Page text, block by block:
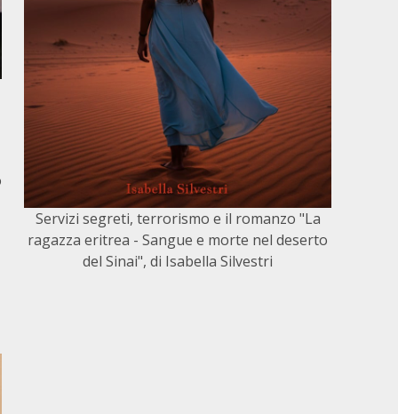
Servizi segreti, terrorismo e il romanzo "La
ragazza eritrea - Sangue e morte nel deserto
del Sinai", di Isabella Silvestri